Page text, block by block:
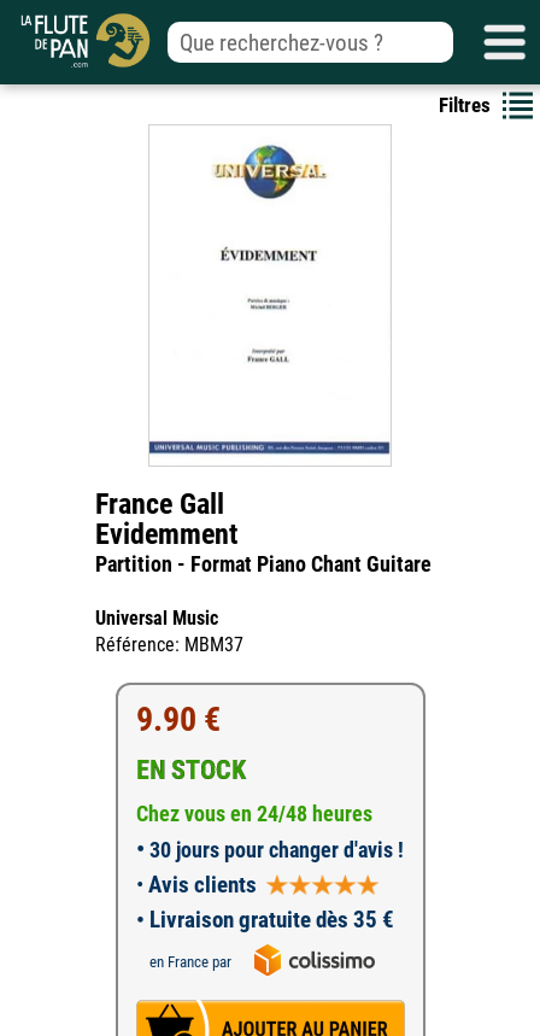
Filtres
France Gall
Evidemment
Partition - Format Piano Chant Guitare
Universal Music
Référence: MBM37
9.90 €
EN STOCK
Chez vous en 24/48 heures
• 30 jours pour changer d'avis !
• Avis clients
• Livraison gratuite dès 35 €
en France par